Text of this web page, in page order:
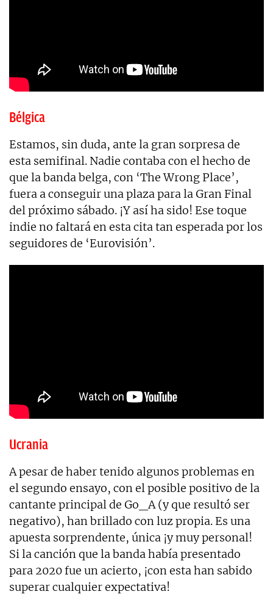
Bélgica
Estamos, sin duda, ante la gran sorpresa de
esta semifinal. Nadie contaba con el hecho de
que la banda belga, con ‘The Wrong Place’,
fuera a conseguir una plaza para la Gran Final
del próximo sábado. ¡Y así ha sido! Ese toque
indie no faltará en esta cita tan esperada por los
seguidores de ‘Eurovisión’.
Ucrania
A pesar de haber tenido algunos problemas en
el segundo ensayo, con el posible positivo de la
cantante principal de Go_A (y que resultó ser
negativo), han brillado con luz propia. Es una
apuesta sorprendente, única ¡y muy personal!
Si la canción que la banda había presentado
para 2020 fue un acierto, ¡con esta han sabido
superar cualquier expectativa!